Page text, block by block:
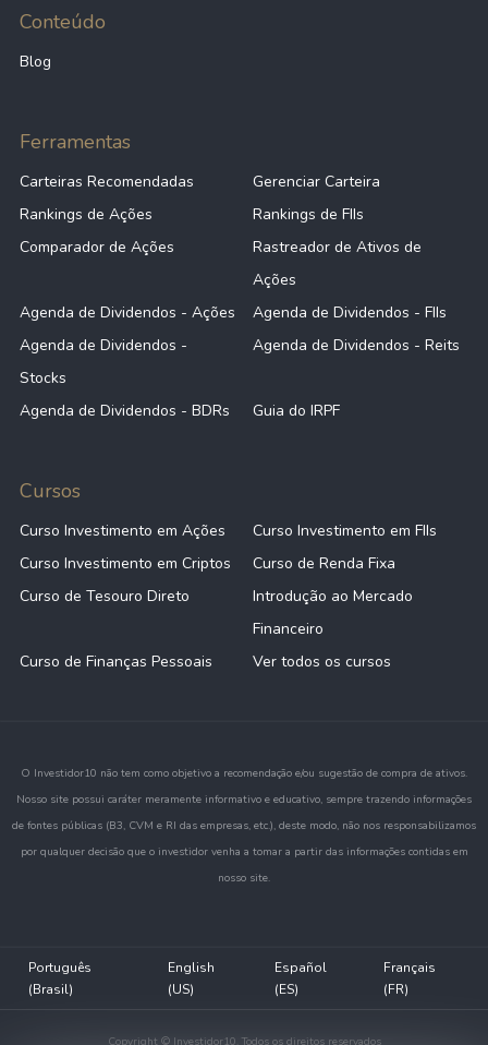
Conteúdo
Blog
Ferramentas
Carteiras Recomendadas
Gerenciar Carteira
Rankings de Ações
Rankings de FIIs
Comparador de Ações
Rastreador de Ativos de
Ações
Agenda de Dividendos - Ações
Agenda de Dividendos - FIIs
Agenda de Dividendos -
Stocks
Agenda de Dividendos - Reits
Agenda de Dividendos - BDRs Guia do IRPF
Cursos
Curso Investimento em Ações
Curso Investimento em FIIs
Curso Investimento em Criptos
Curso de Renda Fixa
Curso de Tesouro Direto
Introdução ao Mercado
Financeiro
Curso de Finanças Pessoais
Ver todos os cursos
O Investidor10 não tem como objetivo a recomendação e/ou sugestão de compra de ativos.
Nosso site possui caráter meramente informativo e educativo, sempre trazendo informações
de fontes públicas (B3, CVM e RI das empresas, etc.), deste modo, não nos responsabilizamos
por qualquer decisão que o investidor venha a tomar a partir das informações contidas em
nosso site.
Português
(Brasil)
English
(US)
Español
(ES)
Français
(FR)
Copyright © Investidor10. Todos os direitos reservados